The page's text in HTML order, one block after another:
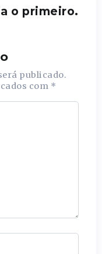
o primeiro.
publicado.
com *